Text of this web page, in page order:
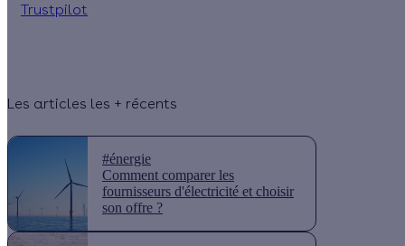
Trustpilot
Les articles les + récents
#énergie
Comment comparer les
fournisseurs d'électricité et choisir
son offre ?